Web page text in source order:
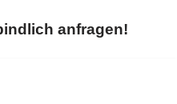
anfragen!